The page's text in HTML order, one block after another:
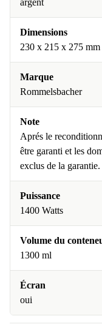
argent
Dimensions
230 x 215 x 275 mm
Marque
Rommelsbacher
Note
Aprés le
être garanti et les
exclus de la garantie.
Puissance
1400 Watts
Volume du
1300 ml
Écran
oui